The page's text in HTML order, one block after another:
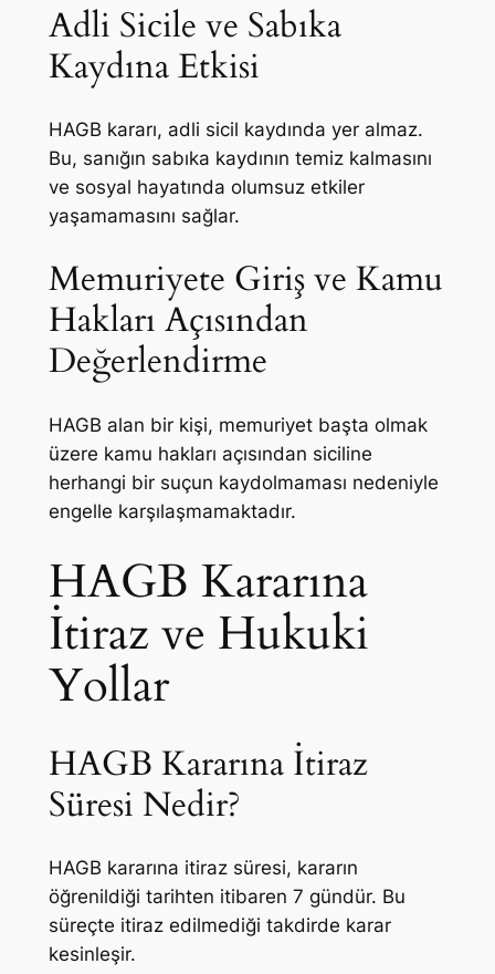
Adli Sicile ve Sabıka
Kaydına Etkisi
HAGB kararı, adli sicil kaydında yer almaz.
Bu, sanığın sabıka kaydının temiz kalmasını
ve sosyal hayatında olumsuz etkiler
yaşamamasını sağlar.
Memuriyete Giriş ve Kamu
Hakları Açısından
Değerlendirme
HAGB alan bir kişi, memuriyet başta olmak
üzere kamu hakları açısından siciline
herhangi bir suçun kaydolmaması nedeniyle
engelle karşılaşmamaktadır.
HAGB Kararına
İtiraz ve Hukuki
Yollar
HAGB Kararına İtiraz
Süresi Nedir?
HAGB kararına itiraz süresi, kararın
öğrenildiği tarihten itibaren 7 gündür. Bu
süreçte itiraz edilmediği takdirde karar
kesinleşir.